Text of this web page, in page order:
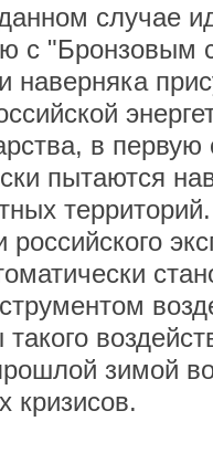
случае
с "Бронзовым
в
пытаются
зимой
кризисов.